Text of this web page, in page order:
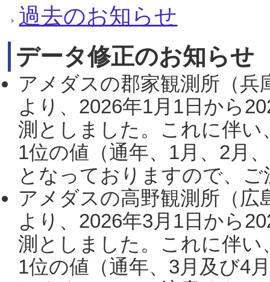
過去のお知らせ
データ修正のお知らせ
アメダスの郡家観測所（
より、2026年1月1日から
測としました。これに伴い
1位の値（通年、1月、2月
となっておりますので、
アメダスの高野観測所（
より、2026年3月1日から
測としました。これに伴い
1位の値（通年、3月及び4